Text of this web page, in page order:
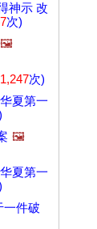
神示 改
次)
🖼️
次)
夏第一
🖼️
夏第一
一件破